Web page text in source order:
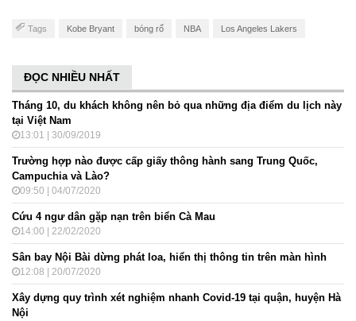
Tags Kobe Bryant bóng rổ NBA Los Angeles Lakers
ĐỌC NHIỀU NHẤT
Tháng 10, du khách không nên bỏ qua những địa điểm du lịch này
tại Việt Nam
13:01 | 30/09/2019
Trường hợp nào được cấp giấy thông hành sang Trung Quốc,
Campuchia và Lào?
09:50 | 04/07/2020
Cứu 4 ngư dân gặp nạn trên biển Cà Mau
14:00 | 22/02/2020
Sân bay Nội Bài dừng phát loa, hiển thị thông tin trên màn hình
12:08 | 20/07/2020
Xây dựng quy trình xét nghiệm nhanh Covid-19 tại quận, huyện Hà
Nội